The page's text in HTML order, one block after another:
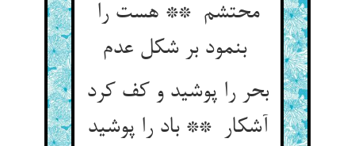
محتشم ** هست را
بنمود بر شکل عدم
بحر را پوشید و کف کرد
آشکار ** باد را پوشید